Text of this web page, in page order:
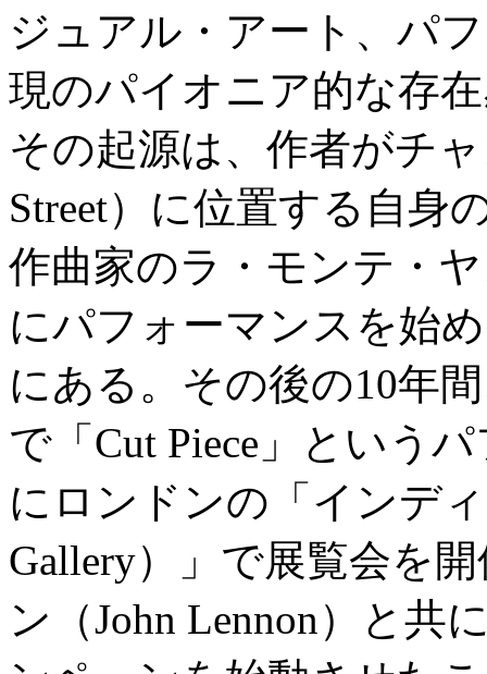
ジュアル・アート、パ
現のパイオニア的な存
その起源は、作者がチ
Street）に位置する自身
作曲家のラ・モンテ・
にパフォーマンスを始
にある。その後の10年
で「Cut Piece」という
にロンドンの「インデ
Gallery）」で展覧会を
ン（John Lennon）と共